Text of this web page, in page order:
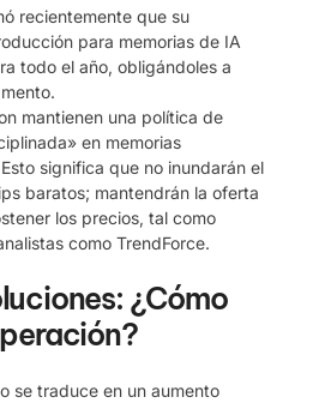
recientemente que su
para memorias de IA
todo el año, obligándoles a
mantienen una política de
en memorias
significa que no inundarán el
baratos; mantendrán la oferta
los precios, tal como
como TrendForce.
¿Cómo
se traduce en un aumento